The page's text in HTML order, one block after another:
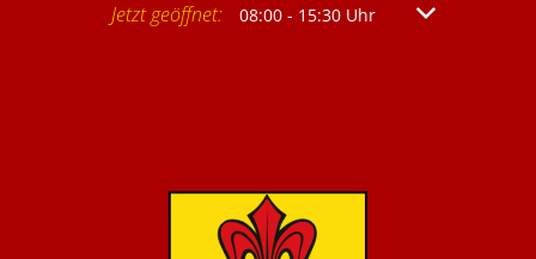
Klicken, um weitere Öffnungs- oder
Jetzt geöffnet: 08:00- 15:30Uhr Von 08:00